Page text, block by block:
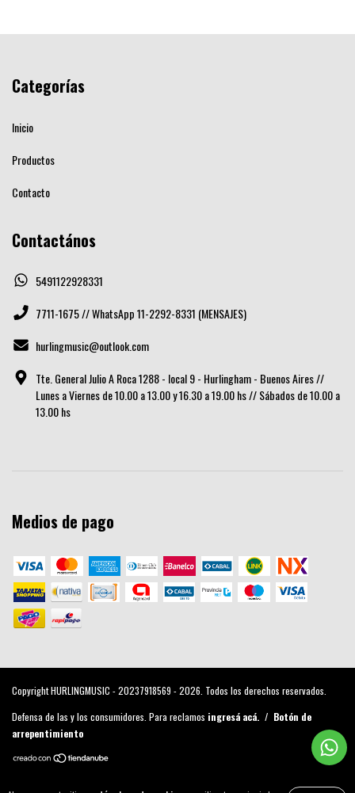
Categorías
Inicio
Productos
Contacto
Contactános
5491122928331
7711-1675 // WhatsApp 11-2292-8331 (MENSAJES)
hurlingmusic@outlook.com
Tte. General Julio A Roca 1288 - local 9 - Hurlingham - Buenos Aires //
Lunes a Viernes de 10.00 a 13.00 y 16.30 a 19.00 hs // Sábados de 10.00 a
13.00 hs
Medios de pago
Copyright HURLINGMUSIC - 20237918569 - 2026. Todos los derechos reservados.
Defensa de las y los consumidores. Para reclamos ingresá acá. / Botón de
arrepentimiento